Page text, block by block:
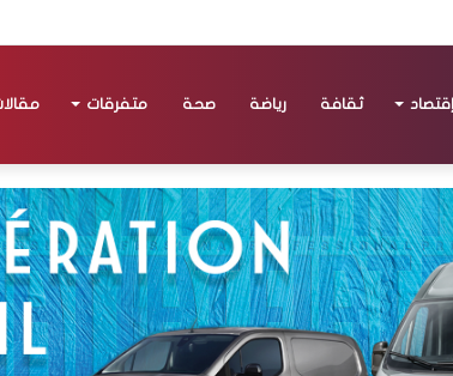
إقتصاد ثقافة رياضة صحة متفرقات